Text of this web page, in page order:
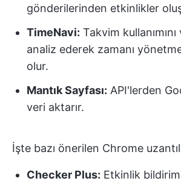
gönderilerinden etkinlikler
TimeNavi: Takvim
analiz ederek zamanı
olur.
Mantık Sayfası: API'lerden
veri aktarır.
İşte bazı önerilen Chrome
Checker Plus: Etkinlik